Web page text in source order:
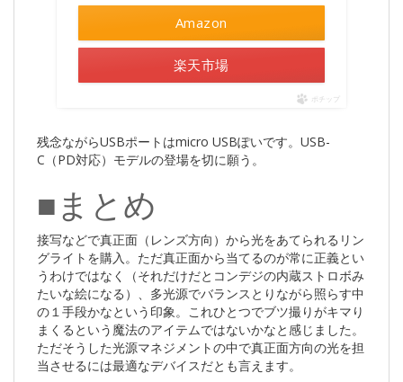
Amazon
楽天市場
ポチップ
残念ながらUSBポートはmicro USBぽいです。USB-
C（PD対応）モデルの登場を切に願う。
■まとめ
接写などで真正面（レンズ方向）から光をあてられるリン
グライトを購入。ただ真正面から当てるのが常に正義とい
うわけではなく（それだけだとコンデジの内蔵ストロボみ
たいな絵になる）、多光源でバランスとりながら照らす中
の１手段かなという印象。これひとつでブツ撮りがキマり
まくるという魔法のアイテムではないかなと感じました。
ただそうした光源マネジメントの中で真正面方向の光を担
当させるには最適なデバイスだとも言えます。